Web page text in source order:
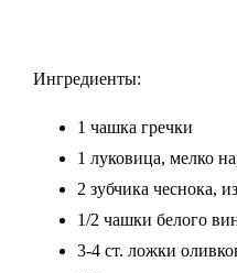
Ингредиенты:
1 чашка гречки
1 луковица, мелко
2 зубчика чеснока,
1/2 чашки белого
3-4 ст. ложки